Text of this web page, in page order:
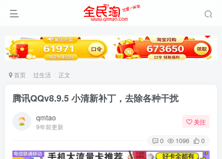
首页 过生活 正文
腾讯QQv8.9.5 小清新补丁，去除各种干扰
qmtao
9年前更新
关注
0 1096 0